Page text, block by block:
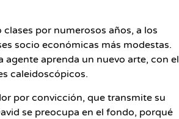
por numerosos años, a los
socio económicas más modestas.
aprenda un nuevo arte, con el
caleidoscópicos.
por convicción, que transmite su
se preocupa en el fondo, porqué